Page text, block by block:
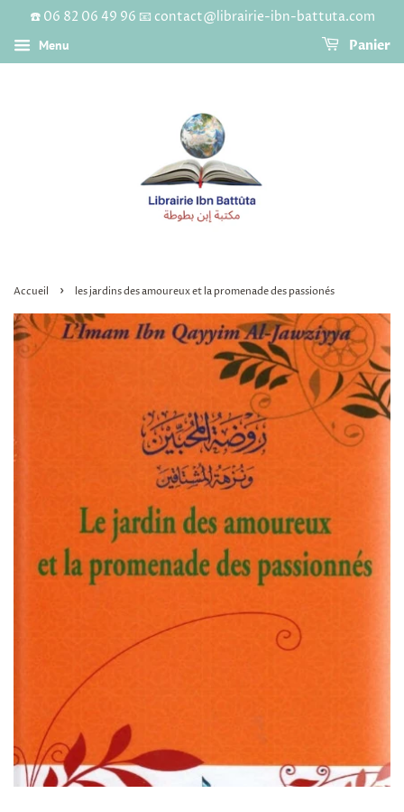
☎️ 06 82 06 49 96 📧 contact@librairie-ibn-battuta.com
Menu Panier
Accueil › les jardins des amoureux et la promenade des passionés